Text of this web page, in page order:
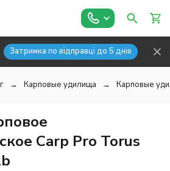
Затримка по відправці до 5 днів
Карповые удилища Карповые
Carp Pro Torus